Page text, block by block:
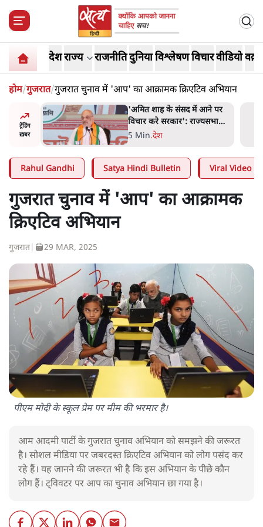
देशराज्य राजनीतिदुनियाविश्लेषणविचारवीडियो
होम/गुजरात/गुजरात चुनाव में 'आप' का आक्रामक क्रिएटिव अभियान
ट्रेंडिंग
ख़बर
जनता का 2.32 करोड़ रोज़ाना
खर्चः योगी सरकार ने विज्ञापनों पर
उड़ाने में मोदी 3.0 को भी पीछे
7 Min.उत्तर प्रदेश
Rahul Gandhi Satya Hindi Bulletin Viral Video
गुजरात चुनाव में 'आप' का आक्रामक
क्रिएटिव अभियान
गुजरात 29 MAR, 2025
पीएम मोदी के स्कूल प्रेम पर मीम की भरमार है।
आम आदमी पार्टी के गुजरात चुनाव अभियान को समझने की जरूरत
है। सोशल मीडिया पर जबरदस्त क्रिएटिव अभियान को लोग पसंद कर
रहे हैं। यह जानने की जरूरत भी है कि इस अभियान के पीछे कौन
लोग हैं। ट्विवटर पर आप का चुनाव अभियान छा गया है।